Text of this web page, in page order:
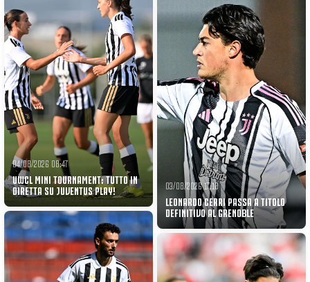
04/08/2026 08:47
UWCL MINI TOURNAMENT: TUTTO IN
DIRETTA SU JUVENTUS PLAY!
03/08/2026 17:18
LEONARDO CERRI PASSA A TITOLO
DEFINITIVO AL GRENOBLE